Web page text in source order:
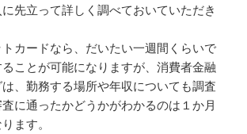
先立って詳しく調べておいていただき
カードなら、だいたい一週間くらいで
ことが可能になりますが、消費者金融
、勤務する場所や年収についても調査
に通ったかどうかがわかるのは１か月
ます。